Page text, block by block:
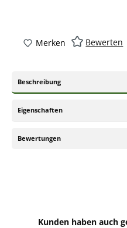
Merken Bewerten
Beschreibung
Eigenschaften
Bewertungen
Produktgalerie überspringen
Kunden haben auch